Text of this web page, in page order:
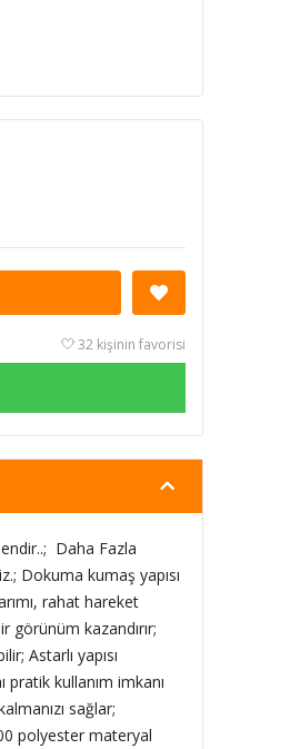
32 kişinin favorisi
Daha Fazla
Dokuma kumaş yapısı
rahat hareket
görünüm kazandırır;
Astarlı yapısı
pratik kullanım imkanı
sağlar;
polyester materyal